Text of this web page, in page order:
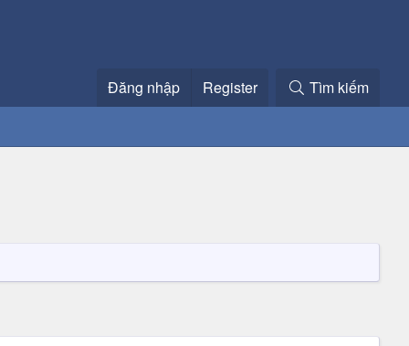
Đăng nhập Register Tìm kiếm